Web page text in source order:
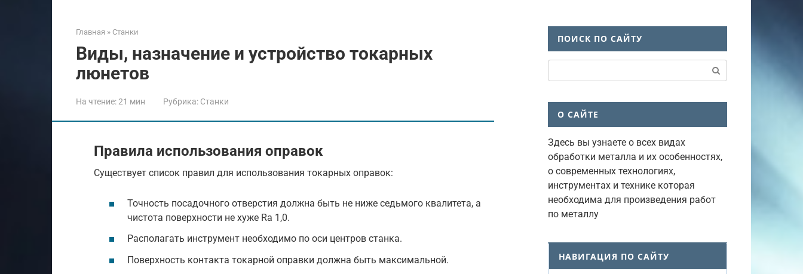
Главная » Станки
Виды, назначение и устройство токарных
люнетов
На чтение:21 мин Рубрика: Станки
Правила использования оправок
Существует список правил для использования токарных оправок:
Точность посадочного отверстия должна быть не ниже седьмого квалитета, а
чистота поверхности не хуже Ra 1,0.
Располагать инструмент необходимо по оси центров станка.
Поверхность контакта токарной оправки должна быть максимальной.
ПОИСК ПО САЙТУ
О САЙТЕ
Здесь вы узнаете о всех видах
обработки металла и их особенностях,
о современных технологиях,
инструментах и технике которая
необходима для произведения работ
по металлу
НАВИГАЦИЯ ПО САЙТУ